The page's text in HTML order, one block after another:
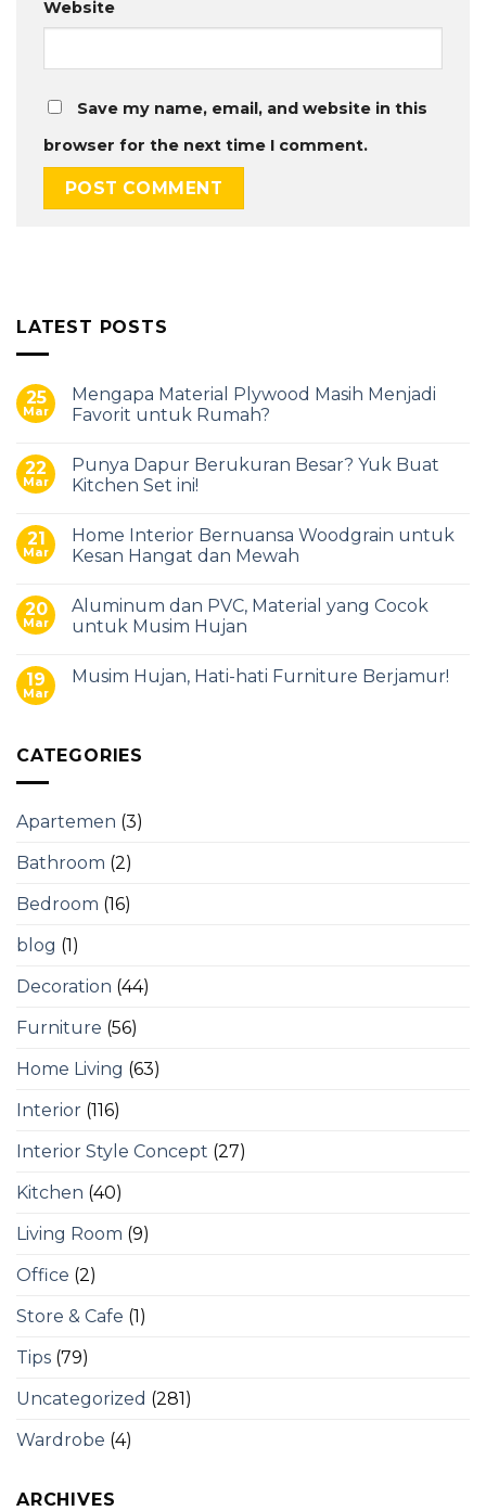
Website
Save my name, email, and website in this
browser for the next time I comment.
LATEST POSTS
25
Mar
Mengapa Material Plywood Masih Menjadi
Favorit untuk Rumah?
22
Mar
Punya Dapur Berukuran Besar? Yuk Buat
Kitchen Set ini!
21
Mar
Home Interior Bernuansa Woodgrain untuk
Kesan Hangat dan Mewah
20
Mar
Aluminum dan PVC, Material yang Cocok
untuk Musim Hujan
19
Mar
Musim Hujan, Hati-hati Furniture Berjamur!
CATEGORIES
Apartemen (3)
Bathroom (2)
Bedroom (16)
blog (1)
Decoration (44)
Furniture (56)
Home Living (63)
Interior (116)
Interior Style Concept (27)
Kitchen (40)
Living Room (9)
Office (2)
Store & Cafe (1)
Tips (79)
Uncategorized (281)
Wardrobe (4)
ARCHIVES